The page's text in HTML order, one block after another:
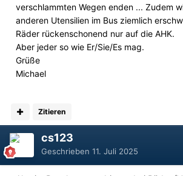
verschlammten Wegen enden ... Zudem
anderen Utensilien im Bus ziemlich
Räder rückenschonend nur auf die AHK.
Aber jeder so wie Er/Sie/Es mag.
Grüße
Michael
Zitieren
cs123
Geschrieben 11. Juli 2025